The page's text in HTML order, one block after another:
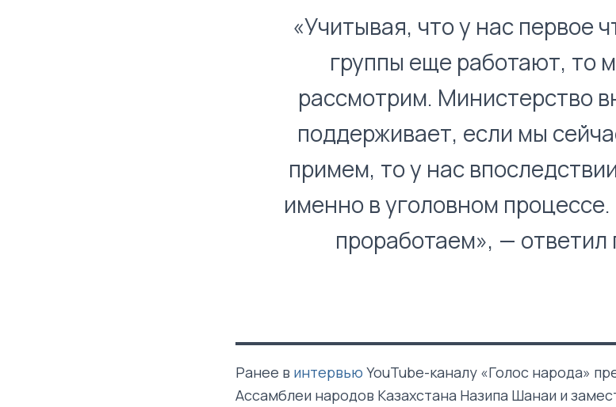
«Учитывая, что у нас первое
группы еще работают, то
рассмотрим. Министерство
поддерживает, если мы
примем, то у нас
именно в уголовном
проработаем», —
Ранее в интервью YouTube-каналу «Голос народа»
Ассамблеи народов Казахстана Назипа Шанаи и